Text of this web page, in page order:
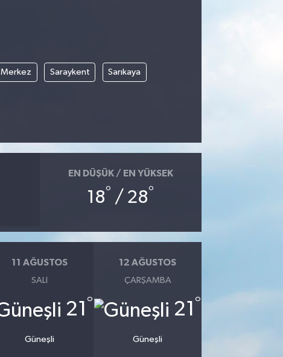
Merkez Saraykent Sarıkaya
EN DÜŞÜK / EN YÜKSEK
18° / 28°
11 AĞUSTOS
SALI
21 °
Güneşli
12 AĞUSTOS
ÇARŞAMBA
21 °
Güneşli